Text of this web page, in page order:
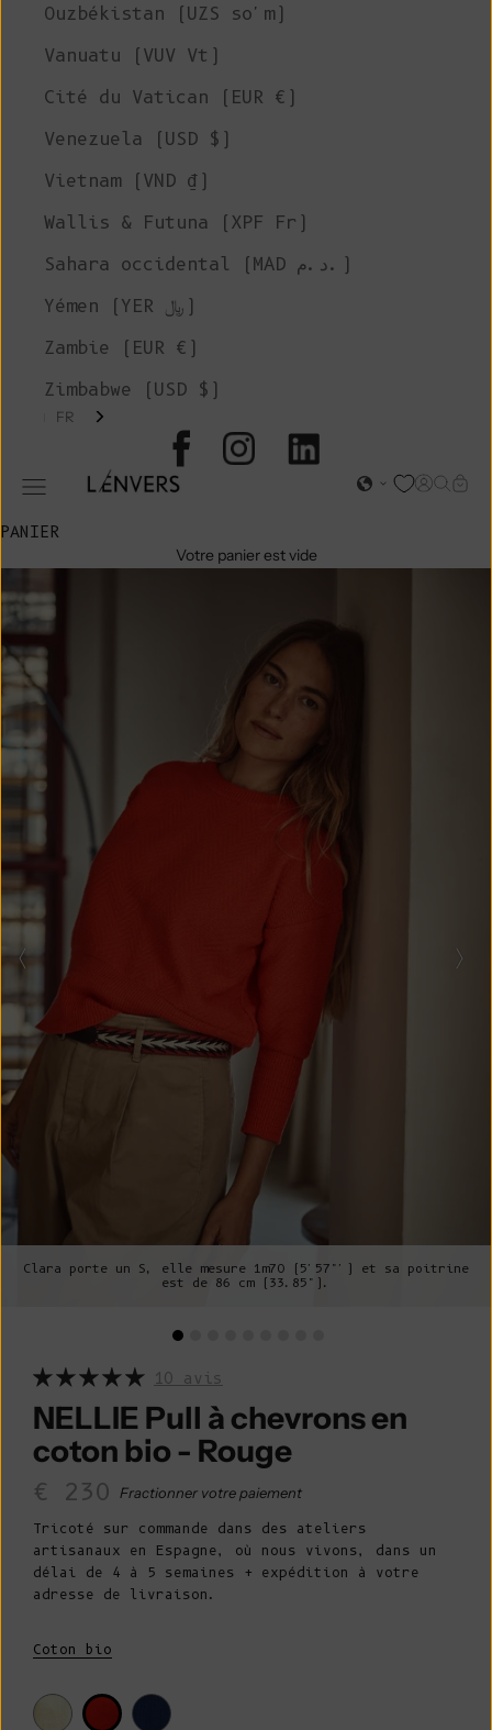
L'ENVERS
Ouvrir le menu de navigation Page
Ouzbékistan (UZS so'm)
Vanuatu (VUV Vt)
Cité du Vatican (EUR €)
Venezuela (USD $)
Vietnam (VND ₫)
Wallis & Futuna (XPF Fr)
Sahara occidental (MAD د.م.)
Yémen (YER ﷼)
Zambie (EUR €)
Zimbabwe (USD $)
FR
PANIER
Votre panier est vide
Clara porte un S, elle mesure 1m70 (5'57"') et sa poitrine
est de 86 cm (33.85").
10 avis
NELLIE Pull à chevrons en
coton bio - Rouge
Prix de vente
€ 230 Fractionner votre paiement
Tricoté sur commande dans des ateliers
artisanaux en Espagne, où nous vivons, dans un
délai de 4 à 5 semaines + expédition à votre
adresse de livraison.
Coton bio